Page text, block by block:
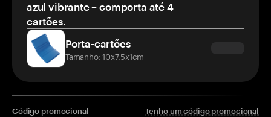
azul vibrante – comporta até 4
cartões.
Porta-cartões
Tamanho: 10x7.5x1cm
Código promocional Tenho um código promocional